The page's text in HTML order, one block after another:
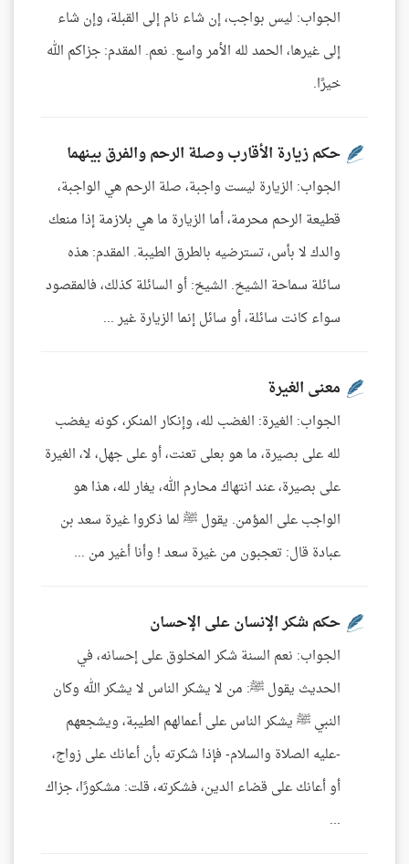
الجواب: ليس بواجب، إن شاء نام إلى القبلة، وإن شاء
إلى غيرها، الحمد لله الأمر واسع. نعم. المقدم: جزاكم الله
خيرًا.
حكم زيارة الأقارب وصلة الرحم والفرق بينهما
الجواب: الزيارة ليست واجبة، صلة الرحم هي الواجبة،
قطيعة الرحم محرمة، أما الزيارة ما هي بلازمة إذا منعك
والدك لا بأس، تسترضيه بالطرق الطيبة. المقدم: هذه
سائلة سماحة الشيخ. الشيخ: أو السائلة كذلك، فالمقصود
سواء كانت سائلة، أو سائل إنما الزيارة غير ...
معنى الغيرة
الجواب: الغيرة: الغضب لله، وإنكار المنكر، كونه يغضب
لله على بصيرة، ما هو بعلى تعنت، أو على جهل، لا، الغيرة
على بصيرة، عند انتهاك محارم الله، يغار لله، هذا هو
الواجب على المؤمن. يقول ﷺ لما ذكروا غيرة سعد بن
عبادة قال: تعجبون من غيرة سعد ! وأنا أغير من ...
حكم شكر الإنسان على الإحسان
الجواب: نعم السنة شكر المخلوق على إحسانه، في
الحديث يقول ﷺ: من لا يشكر الناس لا يشكر الله وكان
النبي ﷺ يشكر الناس على أعمالهم الطيبة، ويشجعهم
-عليه الصلاة والسلام- فإذا شكرته بأن أعانك على زواج،
أو أعانك على قضاء الدين، فشكرته، قلت: مشكورًا، جزاك
...